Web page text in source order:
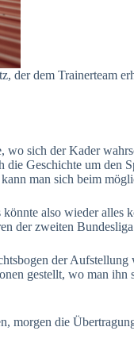
dem Trainerteam
wo sich der Kader
Geschichte um
man sich beim
also wieder
der zweiten
der
gestellt, wo man
morgen die